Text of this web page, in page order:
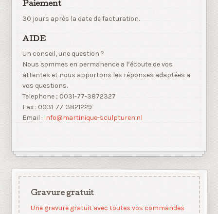
Paiement
30 jours après la date de facturation.
AIDE
Un conseil, une question ?
Nous sommes en permanence a l’écoute de vos
attentes et nous apportons les réponses adaptées a
vos questions.
Telephone ; 0031-77-3872327
Fax : 0031-77-3821229
Email :info@martinique-sculpturen.nl
Gravure gratuit
Une gravure gratuit avec toutes vos commandes